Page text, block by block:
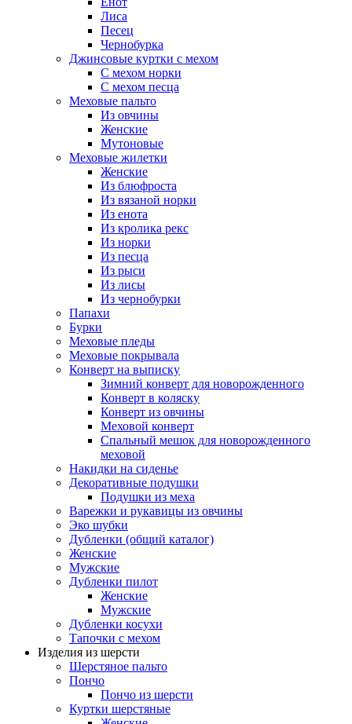
Лиса
Песец
Чернобурка
Джинсовые куртки с мехом
С мехом норки
С мехом песца
Меховые пальто
Из овчины
Женские
Мутоновые
Меховые жилетки
Женские
Из блюфроста
Из вязаной норки
Из енота
Из кролика рекс
Из норки
Из песца
Из рыси
Из лисы
Из чернобурки
Папахи
Бурки
Меховые пледы
Меховые покрывала
Конверт на выписку
Зимний конверт для новорожденного
Конверт в коляску
Конверт из овчины
Меховой конверт
Спальный мешок для новорожденного
меховой
Накидки на сиденье
Декоративные подушки
Подушки из меха
Варежки и рукавицы из овчины
Эко шубки
Дубленки (общий каталог)
Женские
Мужские
Дубленки пилот
Женские
Мужские
Дубленки косухи
Тапочки с мехом
Изделия из шерсти
Шерстяное пальто
Пончо
Пончо из шерсти
Куртки шерстяные